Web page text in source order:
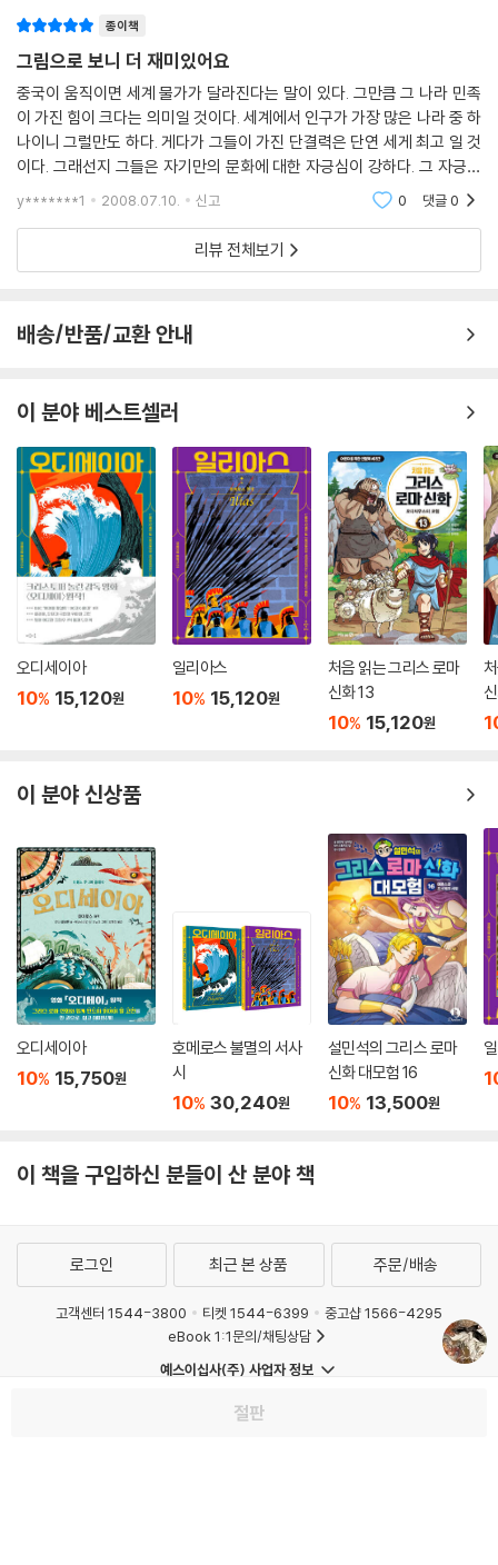
종이책
그림으로 보니 더 재미있어요
중국이 움직이면 세계 물가가 달라진다는 말이 있다. 그만큼 그 나라 민족
이 가진 힘이 크다는 의미일 것이다. 세계에서 인구가 가장 많은 나라 중 하
나이니 그럴만도 하다. 게다가 그들이 가진 단결력은 단연 세게 최고 일 것
이다. 그래선지 그들은 자기만의 문화에 대한 자긍심이 강하다. 그 자긍심
은 아직도 입으로 입으로 전해내려오는 민족의 신화로 후손들에게 전해지
고 있을 것
y*******1 2008.07.10. 신고 0 댓글0
리뷰 전체보기
배송/반품/교환 안내
이 분야 베스트셀러
오디세이아
10% 15,120원
일리아스
10% 15,120원
처음 읽는 그리스 로마
신화 13
10% 15,120원
이 분야 신상품
오디세이아
10% 15,750원
호메로스 불멸의 서사
시
10% 30,240원
설민석의 그리스 로마
신화 대모험 16
10% 13,500원
이 책을 구입하신 분들이 산 분야 책
절판
로그인 최근 본 상품 주문/배송
고객센터 1544-3800 티켓 1544-6399
중고샵 1566-4295
eBook 1:1문의/채팅상담
예스이십사(주) 사업자 정보
개인정보처리방침
회사소개